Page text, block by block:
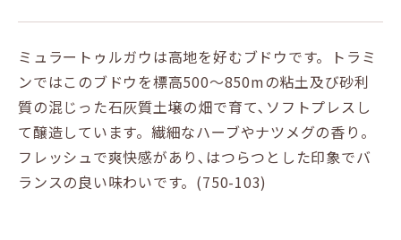
ミュラートゥルガウは高地を好むブドウです。トラミ
ンではこのブドウを標高500～850mの粘土及び砂利
質の混じった石灰質土壌の畑で育て､ソフトプレスし
て醸造しています。繊細なハーブやナツメグの香り。
フレッシュで爽快感があり､はつらつとした印象でバ
ランスの良い味わいです。(750-103)